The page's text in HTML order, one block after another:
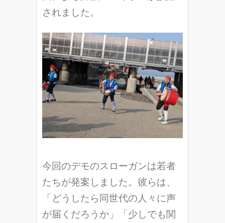
されました。
今回のデモのスローガンは若者
たちが発案しました。彼らは、
「どうしたら同世代の人々に声
が届くだろうか」「少しでも関